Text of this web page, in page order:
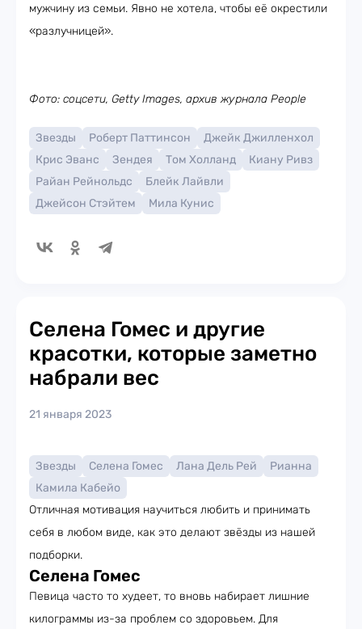
мужчину из семьи. Явно не хотела, чтобы её окрестили
«разлучницей».
Фото: соцсети, Getty Images, архив журнала People
Звезды Роберт Паттинсон
Джейк Джилленхол
Крис Эванс
Зендея Том Холланд
Киану Ривз
Райан Рейнольдс
Блейк Лайвли
Джейсон Стэйтем
Мила Кунис
Селена Гомес и другие
красотки, которые заметно
набрали вес
21 января 2023
Звезды Селена Гомес Лана Дель Рей
Рианна
Камила Кабейо
Отличная мотивация научиться любить и принимать
себя в любом виде, как это делают звёзды из нашей
подборки.
Селена Гомес
Певица часто то худеет, то вновь набирает лишние
килограммы из-за проблем со здоровьем. Для